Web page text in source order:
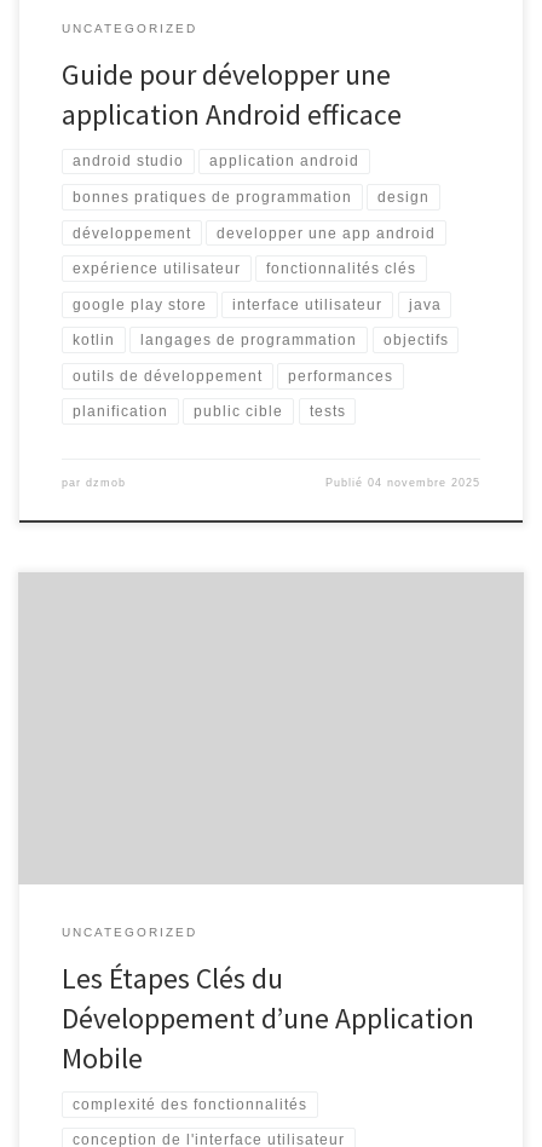
UNCATEGORIZED
Guide pour développer une
application Android efficace
android studio application android
bonnes pratiques de programmation design
développement developper une app android
expérience utilisateur fonctionnalités clés
google play store interface utilisateur java
kotlin langages de programmation objectifs
outils de développement performances
planification public cible tests
par dzmob Publié04 novembre 2025
UNCATEGORIZED
Les Étapes Clés du
Développement d’une Application
Mobile
complexité des fonctionnalités
conception de l'interface utilisateur